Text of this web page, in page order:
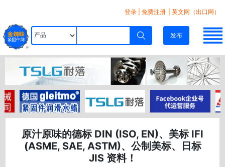
登录 免费注册 | 英文网（出口网）
发布
原汁原味的德标 DIN (ISO, EN)、美标 IFI
(ASME, SAE, ASTM)、公制美标、日标
JIS 资料！